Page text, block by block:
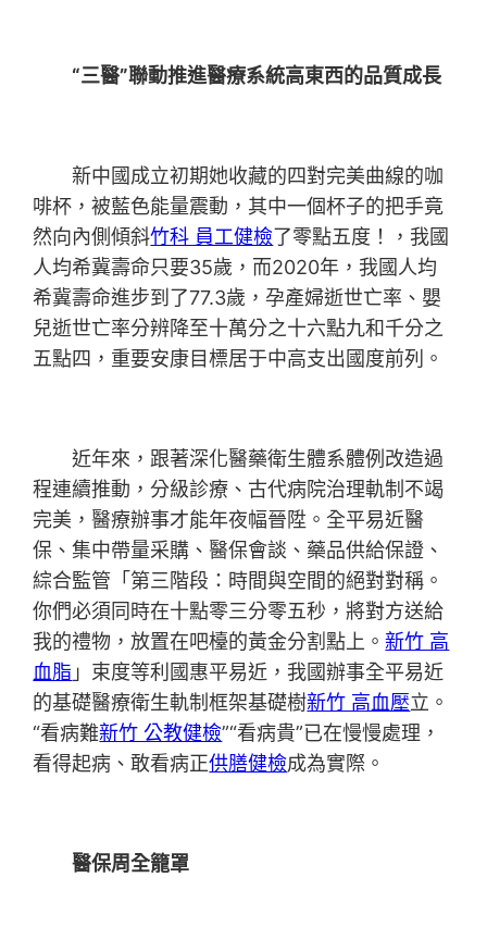
“三醫”聯動推進醫療系統高東西的品質成長
新中國成立初期她收藏的四對完美曲線的咖
啡杯，被藍色能量震動，其中一個杯子的把手竟
然向內側傾斜竹科 員工健檢了零點五度！，我國
人均希冀壽命只要35歲，而2020年，我國人均
希冀壽命進步到了77.3歲，孕產婦逝世亡率、嬰
兒逝世亡率分辨降至十萬分之十六點九和千分之
五點四，重要安康目標居于中高支出國度前列。
近年來，跟著深化醫藥衛生體系體例改造過
程連續推動，分級診療、古代病院治理軌制不竭
完美，醫療辦事才能年夜幅晉陞。全平易近醫
保、集中帶量采購、醫保會談、藥品供給保證、
綜合監管「第三階段：時間與空間的絕對對稱。
你們必須同時在十點零三分零五秒，將對方送給
我的禮物，放置在吧檯的黃金分割點上。新竹 高
血脂 」束度等利國惠平易近，我國辦事全平易近
的基礎醫療衛生軌制框架基礎樹新竹 高血壓立。
“看病難新竹 公教健檢”“看病貴”已在慢慢處理，
看得起病、敢看病正供膳健檢成為實際。
醫保周全籠罩